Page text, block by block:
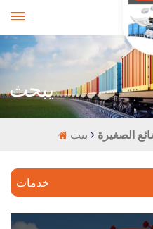
يبحث
الصغيرة
خدمات